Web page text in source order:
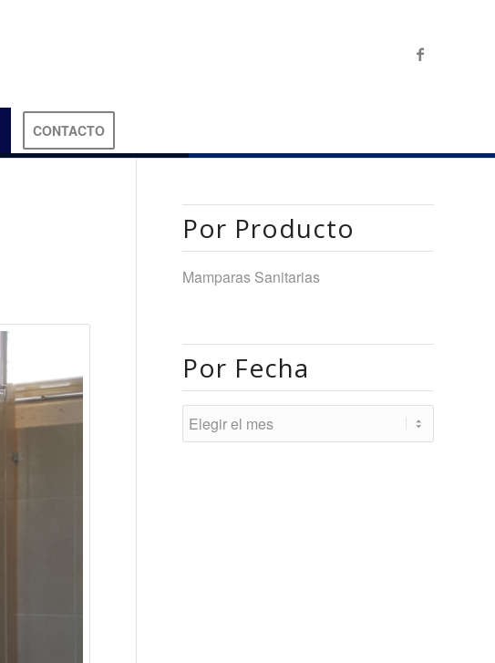
CONTACTO
Por Producto
Mamparas Sanitarias
Por Fecha